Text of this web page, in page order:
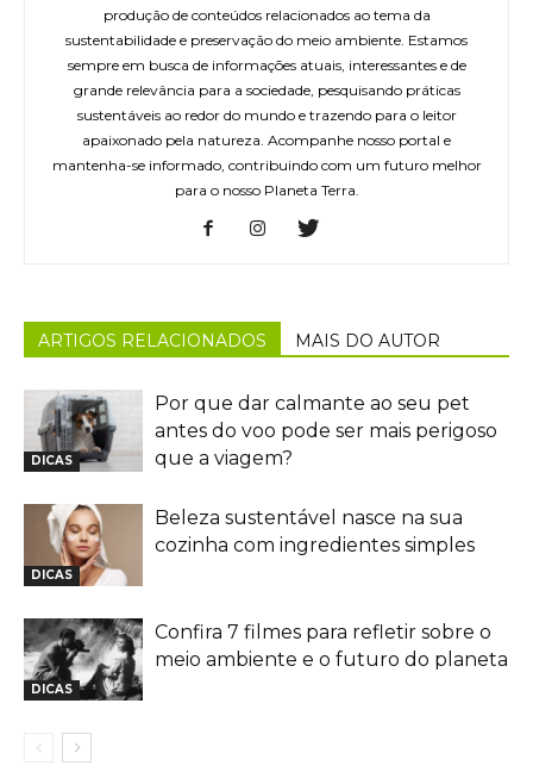
produção de conteúdos relacionados ao tema da
sustentabilidade e preservação do meio ambiente. Estamos
sempre em busca de informações atuais, interessantes e de
grande relevância para a sociedade, pesquisando práticas
sustentáveis ao redor do mundo e trazendo para o leitor
apaixonado pela natureza. Acompanhe nosso portal e
mantenha-se informado, contribuindo com um futuro melhor
para o nosso Planeta Terra.
ARTIGOS RELACIONADOS MAIS DO AUTOR
DICAS
Por que dar calmante ao seu pet
antes do voo pode ser mais perigoso
que a viagem?
DICAS
Beleza sustentável nasce na sua
cozinha com ingredientes simples
DICAS
Confira 7 filmes para refletir sobre o
meio ambiente e o futuro do planeta